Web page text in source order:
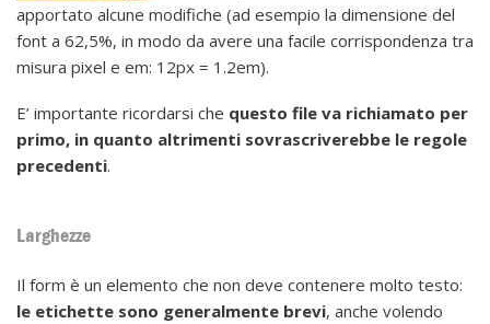
apportato alcune modifiche (ad esempio la dimensione del
font a 62,5%, in modo da avere una facile corrispondenza tra
misura pixel e em: 12px = 1.2em).
E’ importante ricordarsi che questo file va richiamato per
primo, in quanto altrimenti sovrascriverebbe le regole
precedenti.
Larghezze
Il form è un elemento che non deve contenere molto testo:
le etichette sono generalmente brevi, anche volendo